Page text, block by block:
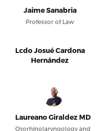
Jaime Sanabria
Professor of Law
Lcdo Josué Cardona
Hernández
Laureano Giraldez MD
Otorhinolaryngology and